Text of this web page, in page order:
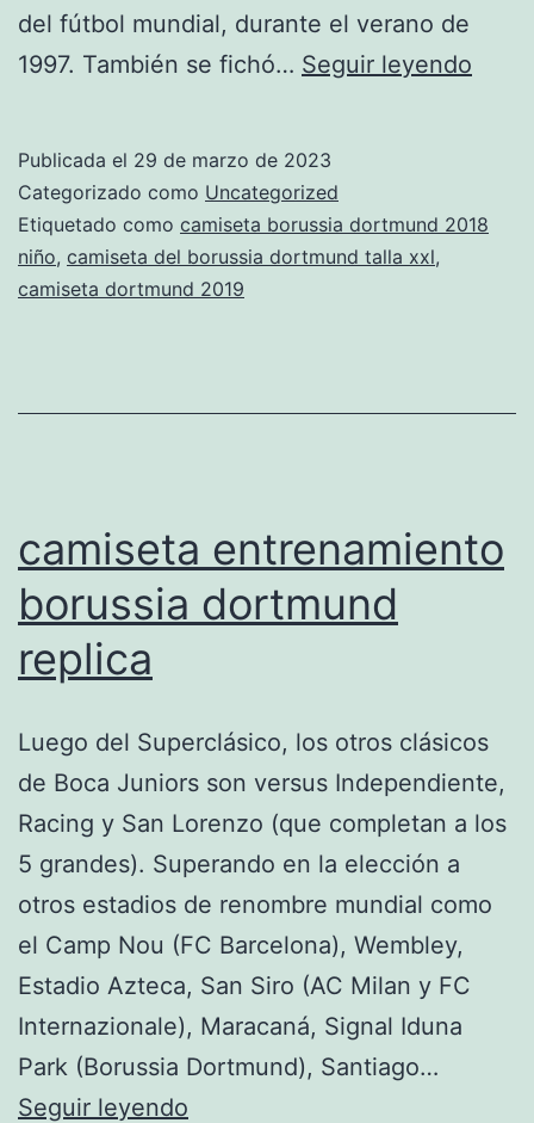
del fútbol mundial, durante el verano de
1997. También se fichó… Seguir leyendo
2019
Publicada el 29 de marzo de 2023
Categorizado como Uncategorized
Etiquetado como camiseta borussia dortmund 2018
niño, camiseta del borussia dortmund talla xxl,
camiseta dortmund 2019
camiseta entrenamiento
borussia dortmund
replica
Luego del Superclásico, los otros clásicos
de Boca Juniors son versus Independiente,
Racing y San Lorenzo (que completan a los
5 grandes). Superando en la elección a
otros estadios de renombre mundial como
el Camp Nou (FC Barcelona), Wembley,
Estadio Azteca, San Siro (AC Milan y FC
Internazionale), Maracaná, Signal Iduna
Park (Borussia Dortmund), Santiago…
Seguir leyendo